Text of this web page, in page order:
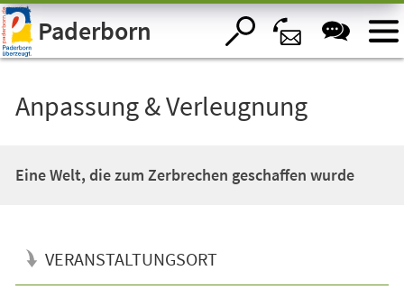
Visuelle
Assistenzsoftware
öffnen.Paderborn
Anpassung & Verleugnung
Eine Welt, die zum Zerbrechen geschaffen wurde
VERANSTALTUNGSORT